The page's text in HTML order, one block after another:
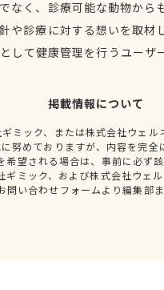
なく、診療可能な動物から
や診療に対する想いを取材
して健康管理を行うユーザ
掲載情報について
ミック、または株式会社ウェル
努めておりますが、内容を完全
望される場合は、事前に必ず
ミック、および株式会社ウェ
い合わせフォームより編集部